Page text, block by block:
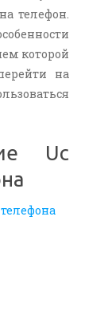
телефон.
которой
на
Uc